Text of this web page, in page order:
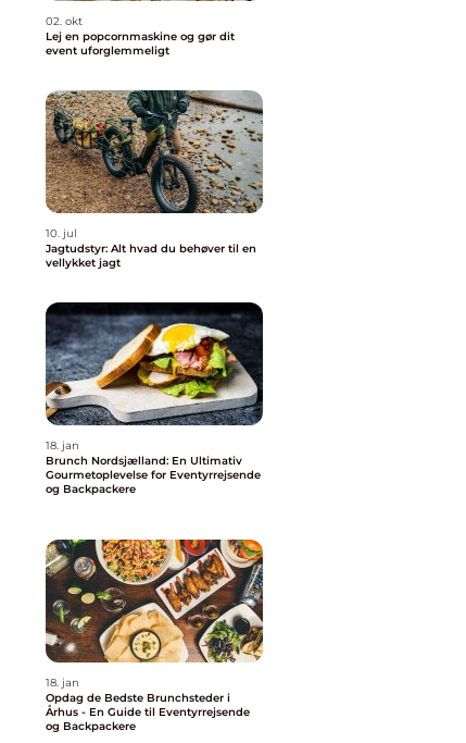
02. okt
Lej en popcornmaskine og gør dit
event uforglemmeligt
10. jul
Jagtudstyr: Alt hvad du behøver til en
vellykket jagt
18. jan
Brunch Nordsjælland: En Ultimativ
Gourmetoplevelse for Eventyrrejsende
og Backpackere
18. jan
Opdag de Bedste Brunchsteder i
Århus - En Guide til Eventyrrejsende
og Backpackere